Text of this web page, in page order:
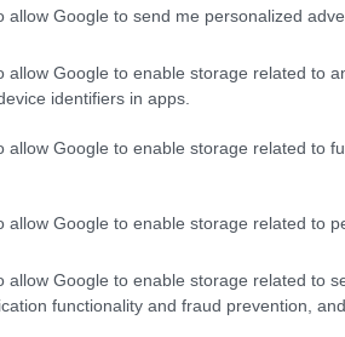
allow Google to send me personalized
allow Google to enable storage related to
identifiers in apps.
allow Google to enable storage related to
allow Google to enable storage related to
allow Google to enable storage related to
functionality and fraud prevention,
meg!